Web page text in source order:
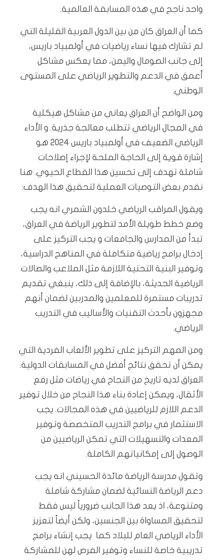
واحد ناجح في هذه المسابقة العالمية.
كما أن العراق كان من بين الدول العربية القليلة التي
لم تشارك فيها نساء رياضيات في أولمبياد باريس،
إلى جانب الصومال واليمن، مما يعكس مشاكل
أعمق في الدعم والتطوير الرياضي على المستوى
الوطني.
ومن الواضح أن العراق يعاني من مشاكل هيكلية
في المجال الرياضي تتطلب معالجة جذرية. و الأداء
الرياضي الضعيف في أولمبياد باريس 2024 هو
إشارة قوية إلى الحاجة الملحة لإجراء إصلاحات
شاملة تهدف إلى تحسين هذا القطاع الحيوي. هنا
نقدم بعض التوصيات العملية لتحقيق هذا الهدف:
ويقول المراقب الرياضي خلدون الشمري انه يجب
وضع خطط طويلة الأمد لتطوير الرياضة في العراق،
تبدأ من المدارس والجامعات و يجب التركيز على
إدخال برامج رياضية متكاملة في المناهج الدراسية،
وتوفير البنية التحتية اللازمة مثل الملاعب والصالات
الرياضية الحديثة، بالإضافة إلى ذلك، ينبغي تقديم
تدريبات مستمرة للمعلمين والمدربين لضمان أنهم
مجهزون بأحدث التقنيات والأساليب في التدريب
الرياضي.
ومن المهم التركيز على تطوير الألعاب الفردية التي
يمكن أن تحقق نتائج أفضل في المسابقات الدولية.
العراق لديه تاريخ من النجاح في رياضات مثل رفع
الأثقال، ويمكن إعادة بناء هذا النجاح من خلال توفير
الدعم اللازم للرياضيين في هذه المجالات. يجب
الاستثمار في برامج التدريب المتخصصة وتوفير
المعدات والتسهيلات التي تمكن الرياضيين من
الوصول إلى إمكانياتهم الكاملة.
وتقول مدرسة الرياضة مائدة الحسيني انه يجب
دعم الرياضة النسائية لضمان مشاركة شاملة
ومتنوعة، اذ يعد هذا الجانب ضرورياً ليس فقط
لتحقيق المساواة بين الجنسين، ولكن أيضاً لتعزيز
الأداء الرياضي العام للبلاد كما يجب إنشاء برامج
تدريبية خاصة للنساء وتوفير الفرص لهن للمشاركة